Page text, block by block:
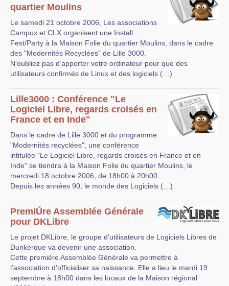
quartier Moulins
Le samedi 21 octobre 2006, Les associations
Campux et CLX organisent une Install
Fest/Party à la Maison Folie du quartier Moulins, dans le cadre
des "Modernités Recyclées" de Lille 3000.
N’oubliez pas d’apporter votre ordinateur pour que des
utilisateurs confirmés de Linux et des logiciels (…)
Lille3000 : Conférence "Le
Logiciel Libre, regards croisés en
France et en Inde"
Dans le cadre de Lille 3000 et du programme
"Modernités recyclées", une conférence
intitulée "Le Logiciel Libre, regards croisés en France et en
Inde" se tiendra à la Maison Folie du quartier Moulins, le
mercredi 18 octobre 2006, de 18h00 à 20h00.
Depuis les années 90, le monde des Logiciels (…)
PremiÚre Assemblée Générale
pour DKLibre
Le projet DKLibre, le groupe d’utilisateurs de Logiciels Libres de
Dunkerque va devenir une association.
Cette première Assemblée Générale va permettre à
l’association d’officialiser sa naissance. Elle a lieu le mardi 19
septembre à 18h00 dans les locaux de la Maison régional